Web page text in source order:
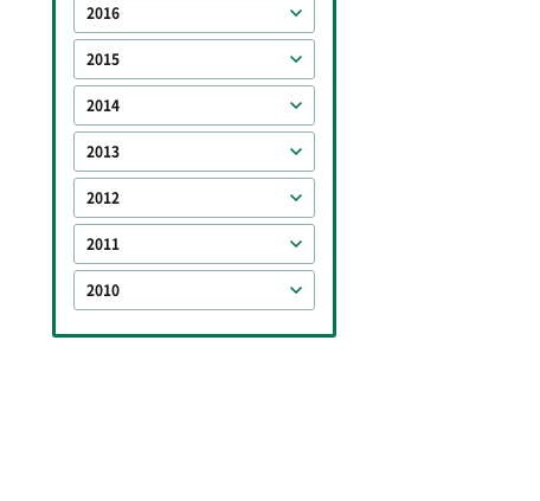
2016
2015
2014
2013
2012
2011
2010